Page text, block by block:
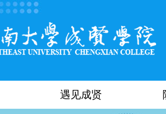
遇见成贤